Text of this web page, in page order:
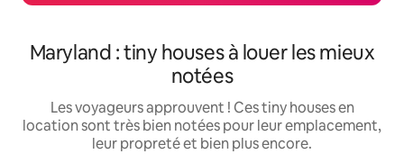
Maryland : tiny houses à louer les mieux
notées
Les voyageurs approuvent ! Ces tiny houses en
location sont très bien notées pour leur emplacement,
leur propreté et bien plus encore.